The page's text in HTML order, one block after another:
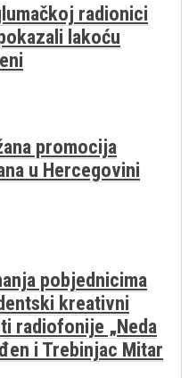
radionici
lakoću
promocija
u Hercegovini
pobjednicima
kreativni
radiofonije „Neda
i Trebinjac Mitar